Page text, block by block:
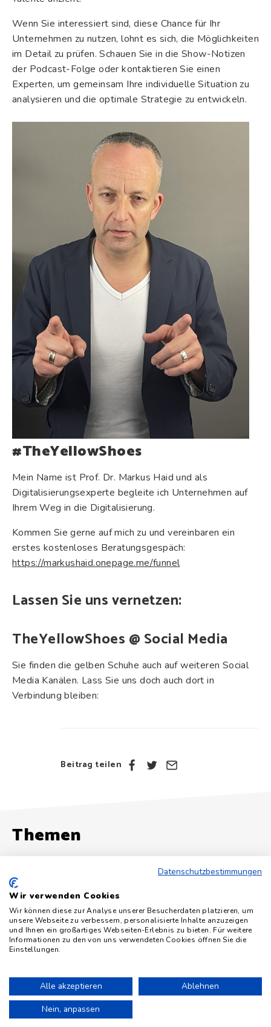
Wenn Sie interessiert sind, diese Chance für Ihr
Unternehmen zu nutzen, lohnt es sich, die Möglichkeiten
im Detail zu prüfen. Schauen Sie in die Show-Notizen
der Podcast-Folge oder kontaktieren Sie einen
Experten, um gemeinsam Ihre individuelle Situation zu
analysieren und die optimale Strategie zu entwickeln.
#TheYellowShoes
Mein Name ist Prof. Dr. Markus Haid und als
Digitalisierungsexperte begleite ich Unternehmen auf
Ihrem Weg in die Digitalisierung.
Kommen Sie gerne auf mich zu und vereinbaren ein
erstes kostenloses Beratungsgespäch:
https://markushaid.onepage.me/funnel
Lassen Sie uns vernetzen:
TheYellowShoes @ Social Media
Sie finden die gelben Schuhe auch auf weiteren Social
Media Kanälen. Lass Sie uns doch auch dort in
Verbindung bleiben:
Beitrag teilen
Themen
Alle Artikel zu „Podcast“
Impressum Datenschutz
Niemand liest den Footer. Alle Rechte vorbehalten.
Datenschutzbestimmungen
Wir verwenden Cookies
Wir können diese zur Analyse unserer Besucherdaten platzieren, um
unsere Webseite zu verbessern, personalisierte Inhalte anzuzeigen
und Ihnen ein großartiges Webseiten-Erlebnis zu bieten. Für weitere
Informationen zu den von uns verwendeten Cookies öffnen Sie die
Einstellungen.
Alle akzeptieren
Ablehnen
Nein, anpassen